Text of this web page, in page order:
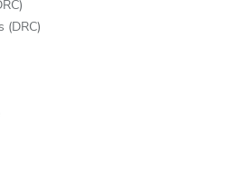
(DRC)